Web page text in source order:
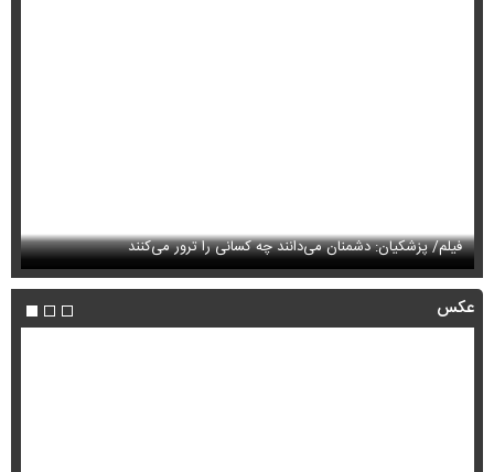
فیلم/ پزشکیان: دشمنان می‌دانند چه کسانی را ترور می‌کنند
عکس